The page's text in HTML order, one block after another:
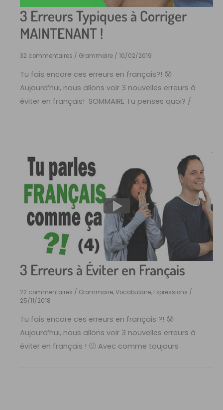
3 Erreurs Typiques à Corriger
MAINTENANT !
32 commentaires / Grammaire / 10/02/2019
Tu fais encore ces erreurs en français?! 😰
Aujourd’hui, nous allons voir 3 nouvelles erreurs à
éviter en français! SOMMAIRE Tu penses quoi? /
3 Erreurs à Éviter en Français
22 commentaires / Grammaire,Vocabulaire, Expressions /
25/11/2018
Tu fais encore ces erreurs en français ?! 😰
Aujourd’hui, nous allons voir 3 nouvelles erreurs à
éviter en français ! 🙂 Avec comme toujours